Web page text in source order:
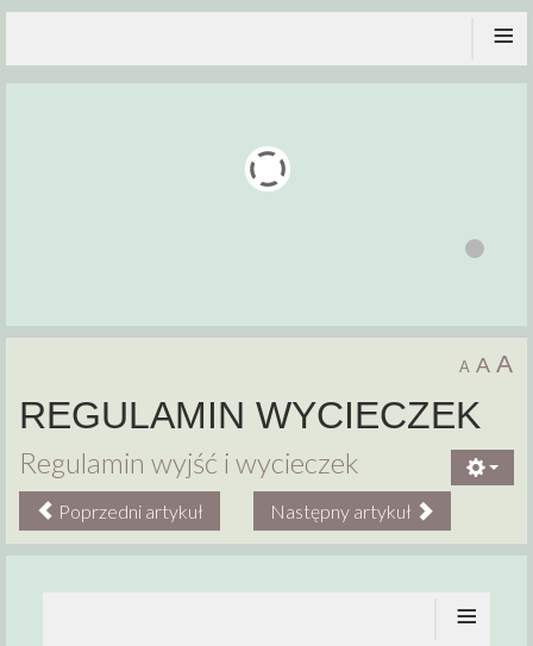
≡
A A A
REGULAMIN WYCIECZEK
Regulamin wyjść i wycieczek
Poprzedni artykuł Następny artykuł
≡